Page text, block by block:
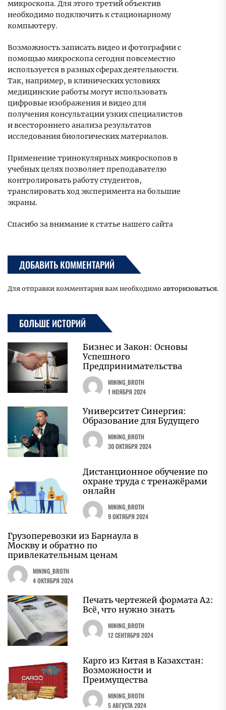
микроскопа. Для этого третий объектив
необходимо подключить к стационарному
компьютеру.
Возможность записать видео и фотографии с
помощью микроскопа сегодня повсеместно
используется в разных сферах деятельности.
Так, например, в клинических условиях
медицинские работы могут использовать
цифровые изображения и видео для
получения консультации узких специалистов
и всестороннего анализа результатов
исследования биологических материалов.
Применение тринокулярных микроскопов в
учебных целях позволяет преподавателю
контролировать работу студентов,
транслировать ход эксперимента на большие
экраны.
Спасибо за внимание к статье нашего сайта
ДОБАВИТЬ КОММЕНТАРИЙ
Для отправки комментария вам необходимо авторизоваться.
БОЛЬШЕ ИСТОРИЙ
Бизнес и Закон: Основы
Успешного
Предпринимательства
MINING_BROTH
1 НОЯБРЯ 2024
Университет Синергия:
Образование для Будущего
MINING_BROTH
30 ОКТЯБРЯ 2024
Дистанционное обучение по
охране труда с тренажёрами
онлайн
MINING_BROTH
9 ОКТЯБРЯ 2024
Грузоперевозки из Барнаула в
Москву и обратно по
привлекательным ценам
MINING_BROTH
4 ОКТЯБРЯ 2024
Печать чертежей формата A2:
Всё, что нужно знать
MINING_BROTH
12 СЕНТЯБРЯ 2024
Карго из Китая в Казахстан:
Возможности и
Преимущества
MINING_BROTH
5 АВГУСТА 2024